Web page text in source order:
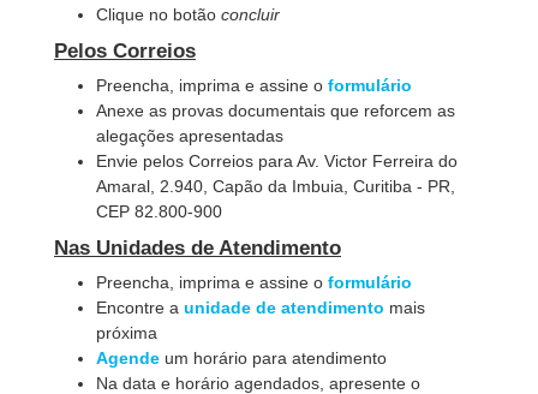
Clique no botão concluir
Pelos Correios
Preencha, imprima e assine o formulário
Anexe as provas documentais que reforcem as
alegações apresentadas
Envie pelos Correios para Av. Victor Ferreira do
Amaral, 2.940, Capão da Imbuia, Curitiba - PR,
CEP 82.800-900
Nas Unidades de Atendimento
Preencha, imprima e assine o formulário
Encontre a unidade de atendimento mais
próxima
Agende um horário para atendimento
Na data e horário agendados, apresente o